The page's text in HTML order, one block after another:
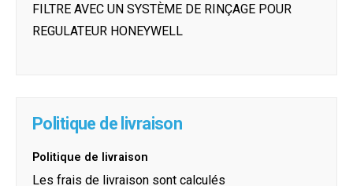
FILTRE AVEC UN SYSTÈME DE RINÇAGE POUR
REGULATEUR HONEYWELL
Politique de livraison
Politique de livraison
Les frais de livraison sont calculés